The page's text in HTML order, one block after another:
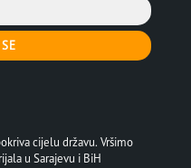
cijelu državu. Vršimo
u Sarajevu i BiH